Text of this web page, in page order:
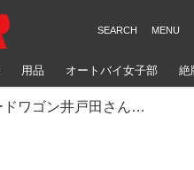
用品 オートバイ女子部 絶
スピードワゴン井戸田さんが禁断のネタバレ!? ハーレー登場の『ブラッド・ファーザー』に「メチャクチャだろっ!!」とツッコミ